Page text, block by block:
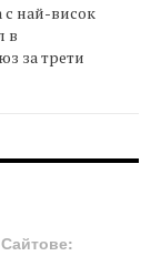
с най-висок
в
за трети
Сайтове: